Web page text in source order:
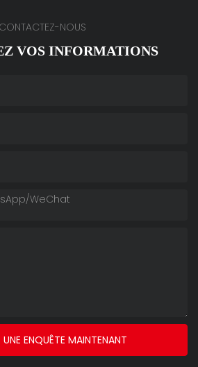
CONTACTEZ-NOUS
VOS INFORMATIONS
WeChat
UNE ENQUÊTE MAINTENANT